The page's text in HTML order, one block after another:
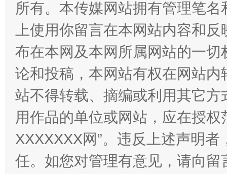
漫山遍野的桃花与雪山、麦地、白藏房 除
所有。本传媒网站拥有管理笔
上使用你留言在本网站内容和
布在本网及本网所属网站的一
论和投稿，本网站有权在网站
站不得转载、摘编或利用其它
用作品的单位或网站，应在授
XXXXXXX网”。违反上述声明
任。如您对管理有意见，请向